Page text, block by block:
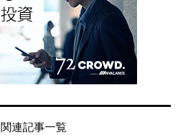
関連記事一覧